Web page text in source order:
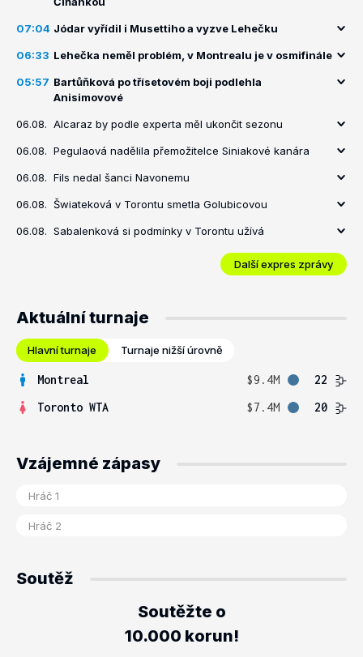
07:04 Jódar vyřídil i Musettiho a vyzve Lehečku
06:33 Lehečka neměl problém, v Montrealu je v osmifinále
05:57 Bartůňková po třísetovém boji podlehla
Anisimovové
06.08. Alcaraz by podle experta měl ukončit sezonu
06.08. Pegulaová nadělila přemožitelce Siniakové kanára
06.08. Fils nedal šanci Navonemu
06.08. Šwiateková v Torontu smetla Golubicovou
06.08. Sabalenková si podmínky v Torontu užívá
Další expres zprávy
Aktuální turnaje
Hlavní turnaje Turnaje nižší úrovně
Montreal $9.4M
22
Toronto WTA
$7.4M 20
Vzájemné zápasy
Soutěž
Soutěžte o
10.000 korun!